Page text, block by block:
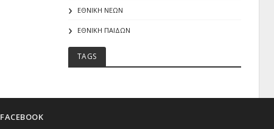
ΕΘΝΙΚΗ ΝΕΩΝ
ΕΘΝΙΚΗ ΠΑΙΔΩΝ
TAGS
FACEBOOK